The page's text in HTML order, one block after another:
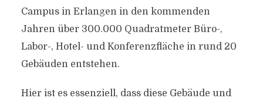
Campus in Erlangen in den kommenden
Jahren über 300.000 Quadratmeter Büro-,
Labor-, Hotel- und Konferenzfläche in rund 20
Gebäuden entstehen.
Hier ist es essenziell, dass diese Gebäude und